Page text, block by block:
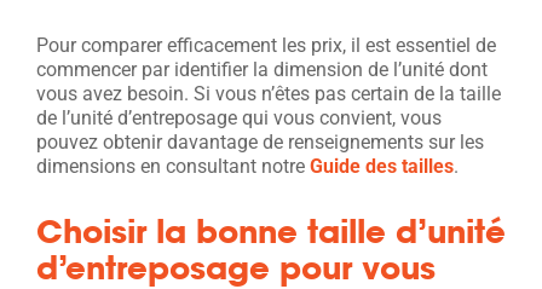
Pour comparer efficacement les prix, il est essentiel de
commencer par identifier la dimension de l’unité dont
vous avez besoin. Si vous n’êtes pas certain de la taille
de l’unité d’entreposage qui vous convient, vous
pouvez obtenir davantage de renseignements sur les
dimensions en consultant notre Guide des tailles.
Choisir la bonne taille d’unité
d’entreposage pour vous